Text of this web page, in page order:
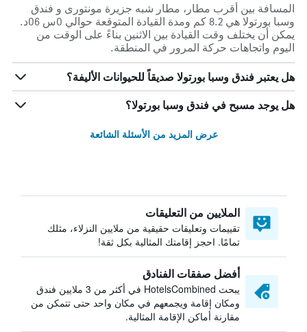
المسافة بين أقرب مطار، مطار شبه جزيرة مونتورى و فندق
وسبا بورتولا هي 8.2 كم ومدة القيادة المتوقعة حوالي 0س 06د.
يمكن أن يختلف وقت القيادة بين الاثنين بناءً على الوقت من
اليوم واتجاهات حركة المرور في المنطقة.
هل يعتبر فندق وسبا بورتولا صديقاً للحيوانات الأليفة؟
هل يوجد مسبح في فندق وسبا بورتولا؟
عرض المزيد من الأسئلة الشائعة
الملايين من التعليقات
تقييمات وتعليقات حقيقية من ملايين النزلاء، مثلك
تمامًا. احجز إقامتك المثالية بكل ثقة!
أفضل صفقات الفنادق
يبحث HotelsCombined في أكثر من 3 ملايين فندق
ومكان إقامة ويجمعهم في مكان واحد حتى تتمكن من
مقارنة أماكن الإقامة المثالية.